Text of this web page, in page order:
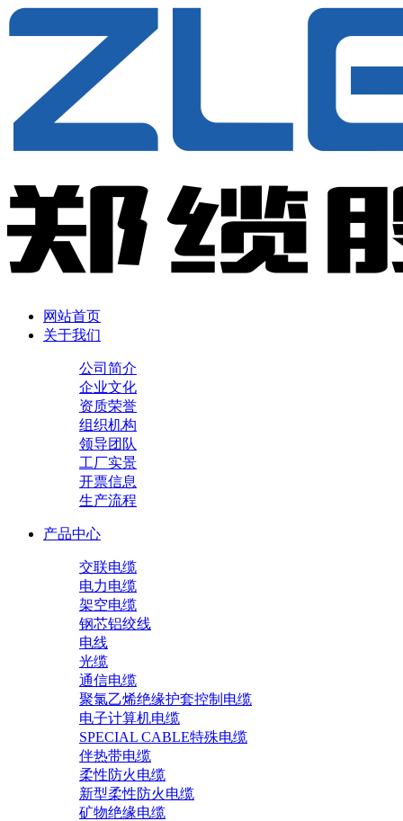
网站首页
关于我们
公司简介
企业文化
资质荣誉
组织机构
领导团队
工厂实景
开票信息
生产流程
产品中心
交联电缆
电力电缆
架空电缆
钢芯铝绞线
电线
光缆
通信电缆
聚氯乙烯绝缘护套控制电缆
电子计算机电缆
SPECIAL CABLE特殊电缆
伴热带电缆
柔性防火电缆
新型柔性防火电缆
矿物绝缘电缆